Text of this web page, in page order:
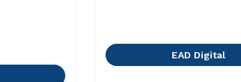
EAD Digital